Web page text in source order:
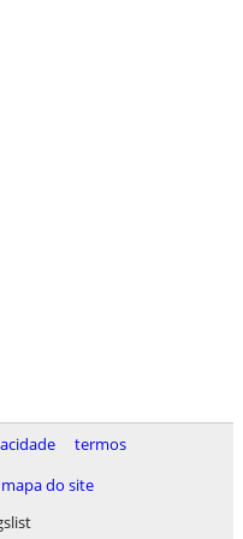
termos
mapa do site